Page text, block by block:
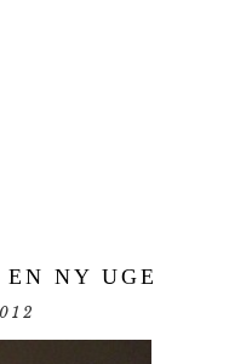
NY UGE